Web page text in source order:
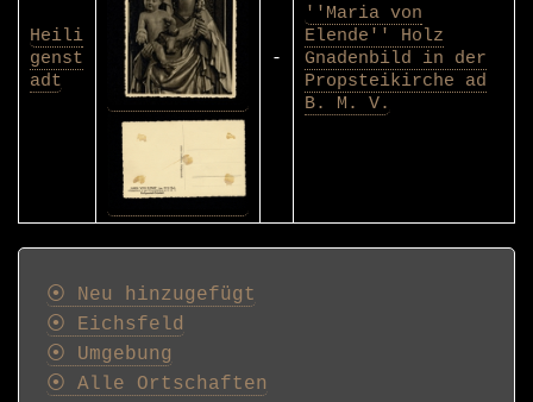
Heili
genst
adt
-
''Maria von
Elende'' Holz
Gnadenbild in der
Propsteikirche ad
B. M. V.
Postkarten
⦿ Neu hinzugefügt
⦿ Eichsfeld
⦿ Umgebung
⦿ Alle Ortschaften